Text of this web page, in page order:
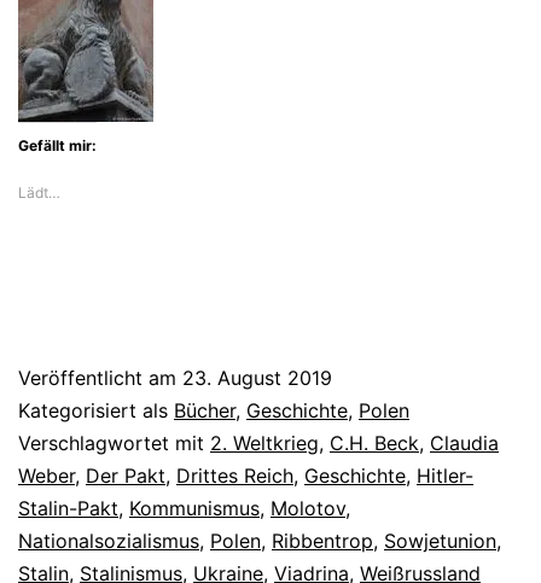
Stalin-
Pakt
Gefällt mir:
Lädt…
Veröffentlicht am 23. August 2019
Kategorisiert als Bücher, Geschichte, Polen
Verschlagwortet mit 2. Weltkrieg, C.H. Beck, Claudia
Weber, Der Pakt, Drittes Reich, Geschichte, Hitler-
Stalin-Pakt, Kommunismus, Molotov,
Nationalsozialismus, Polen, Ribbentrop, Sowjetunion,
Stalin, Stalinismus, Ukraine, Viadrina, Weißrussland